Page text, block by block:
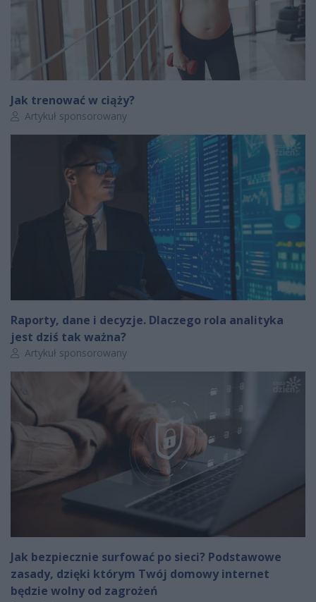
Jak trenować w ciąży?
Autor artykułu:
Artykuł sponsorowany
Raporty, dane i decyzje. Dlaczego rola analityka
jest dziś tak ważna?
Autor artykułu:
Artykuł sponsorowany
Jak bezpiecznie surfować po sieci? Podstawowe
zasady, dzięki którym Twój domowy internet
będzie wolny od zagrożeń